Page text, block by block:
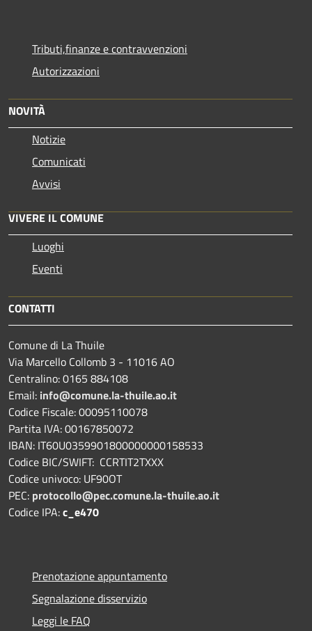
Tributi,finanze e contravvenzioni
Autorizzazioni
NOVITÀ
Notizie
Comunicati
Avvisi
VIVERE IL COMUNE
Luoghi
Eventi
CONTATTI
Comune di La Thuile
Via Marcello Collomb 3 - 11016 AO
Centralino: 0165 884108
Email: info@comune.la-thuile.ao.it
Codice Fiscale: 00095110078
Partita IVA: 00167850072
IBAN: IT60U0359901800000000158533
Codice BIC/SWIFT: CCRTIT2TXXX
Codice univoco: UF90OT
PEC: protocollo@pec.comune.la-thuile.ao.it
Codice IPA:c_e470
Prenotazione appuntamento
Segnalazione disservizio
Leggi le FAQ